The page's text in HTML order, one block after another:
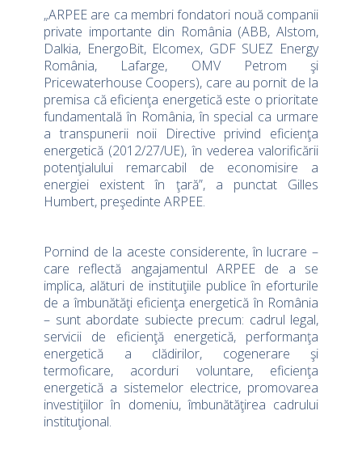
„ARPEE are ca membri fondatori nouă companii
private importante din România (ABB, Alstom,
Dalkia, EnergoBit, Elcomex, GDF SUEZ Energy
România, Lafarge, OMV Petrom şi
Pricewaterhouse Coopers), care au pornit de la
premisa că eficienţa energetică este o prioritate
fundamentală în România, în special ca urmare
a transpunerii noii Directive privind eficienţa
energetică (2012/27/UE), în vederea valorificării
potenţialului remarcabil de economisire a
energiei existent în ţară”, a punctat Gilles
Humbert, preşedinte ARPEE.
Pornind de la aceste considerente, în lucrare –
care reflectă angajamentul ARPEE de a se
implica, alături de instituţiile publice în eforturile
de a îmbunătăţi eficienţa energetică în România
– sunt abordate subiecte precum: cadrul legal,
servicii de eficienţă energetică, performanţa
energetică a clădirilor, cogenerare şi
termoficare, acorduri voluntare, eficienţa
energetică a sistemelor electrice, promovarea
investiţiilor în domeniu, îmbunătăţirea cadrului
instituţional.